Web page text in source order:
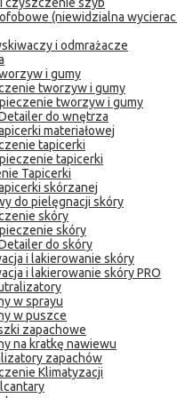
(niewidzialna
i odmrażacze
i gumy
tworzyw i gumy
tworzyw i gumy
do wnętrza
materiałowej
tapicerki
tapicerki
Tapicerki
skórzanej
do pielęgnacji skóry
skóry
skóry
do skóry
i lakierowanie skóry
i lakierowanie skóry PRO
w sprayu
w puszce
zapachowe
na kratkę nawiewu
zapachów
Klimatyzacji